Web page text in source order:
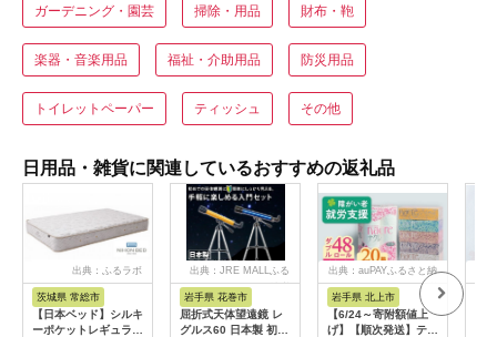
ガーデニング・園芸 掃除・用品 財布・鞄
楽器・音楽用品 福祉・介助用品 防災用品
トイレットペーパー ティッシュ その他
日用品・雑貨に関連しているおすすめの返礼品
出典：ふるラボ
茨城県 常総市
【日本ベッド】シルキ
ーポケットレギュラー
出典：JRE MALLふる
さと納税
岩手県 花巻市
屈折式天体望遠鏡 レ
グルス60 日本製 初心
出典：auPAYふるさと納
岩手県 北上市
【6/24～寄附額値上
げ】【順次発送】ティ